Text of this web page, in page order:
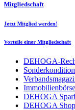
Mitgliedschaft
Jetzt Mitglied werden!
Vorteile einer Mitgliedschaft
DEHOGA-
Immobilienbörse
DEHOGA
DEHOGA Shop